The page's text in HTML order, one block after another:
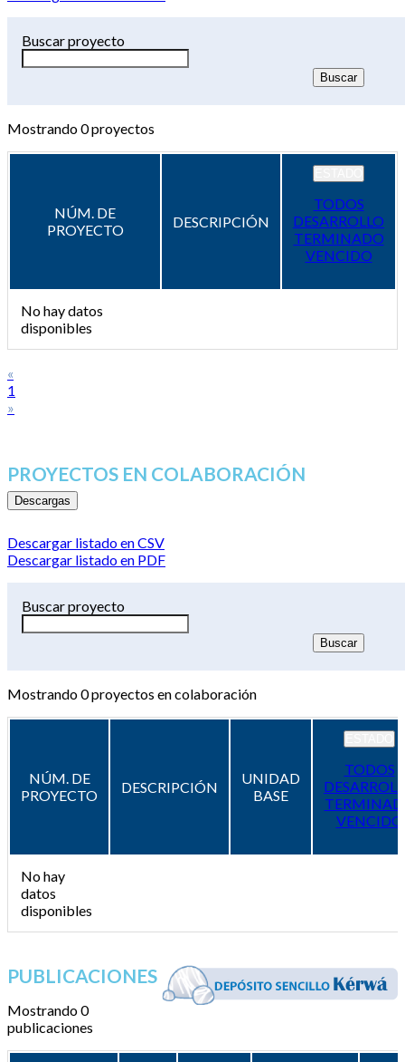
Buscar proyecto
Mostrando0proyectos
NÚM. DE
PROYECTO
DESCRIPCIÓN
TODOS
DESARROLLO
TERMINADO
VENCIDO
No hay datos
disponibles
«
1
»
PROYECTOS EN COLABORACIÓN
Descargas
Descargar listado en CSV
Descargar listado en PDF
Buscar proyecto
Mostrando0proyectos en colaboración
NÚM. DE
PROYECTO
DESCRIPCIÓN
UNIDAD
BASE
TODOS
VENCIDO
No hay
datos
disponibles
PUBLICACIONES
Mostrando 0
publicaciones